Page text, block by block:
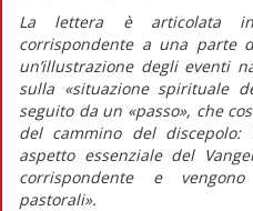
La lettera è articolata
corrispondente a una parte
un’illustrazione degli eventi
sulla «situazione spirituale
seguito da un «passo», che
del cammino del
aspetto essenziale del
corrispondente e
pastorali».